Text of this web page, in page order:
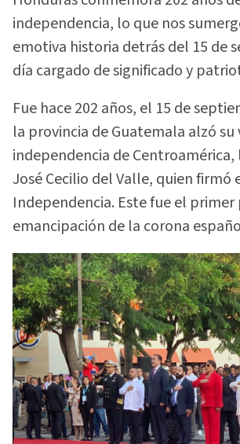
independencia, lo que nos
emotiva historia detrás del 15 de
día cargado de significado y
Fue hace 202 años, el 15 de
la provincia de Guatemala alzó su
independencia de
José Cecilio del Valle, quien firmó
Independencia. Este fue el primer
emancipación de la corona